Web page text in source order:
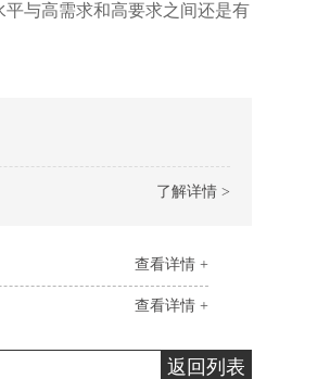
水平与高需求和高要求之间还是有
了解详情 >
查看详情 +
查看详情 +
返回列表